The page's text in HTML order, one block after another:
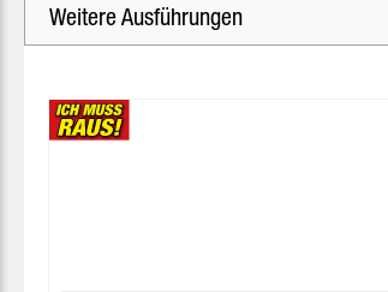
Weitere Ausführungen